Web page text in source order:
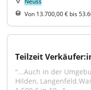
Von 13.700,00 € bis
Teilzeit
"...Auch in der
Hilden,